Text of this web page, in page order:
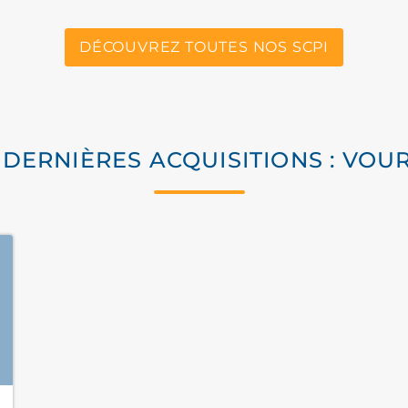
DÉCOUVREZ TOUTES NOS SCPI
ACQUISITIONS :